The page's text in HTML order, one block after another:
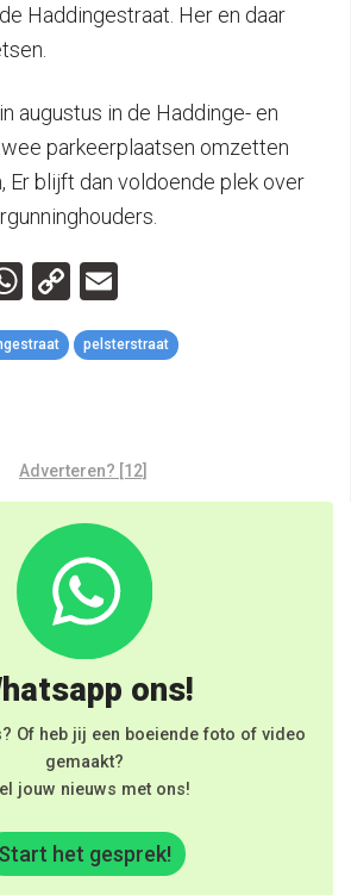
Haddingestraat. Her en daar
augustus in de Haddinge- en
parkeerplaatsen omzetten
Er blijft dan voldoende plek over
WhatsApp
Copy
Link
pelsterstraat
Adverteren? [12]
ons!
Of heb jij een boeiende foto of video
gemaakt?
jouw nieuws met ons!
Start het gesprek!